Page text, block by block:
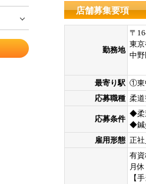
店舗募集要項
勤務地
〒
東
中
最寄り駅 ①東
応募職種 柔
応募条件
◆柔
◆鍼
雇用形態 正
有
月
【